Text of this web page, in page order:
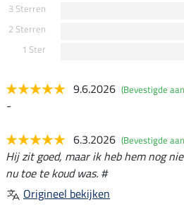
3 Sterren
2 Sterren
1 Ster
9.6.2026 (Bevestigde
-
6.3.2026 (Bevestigde
Hij zit goed, maar ik heb hem nog
nu toe te koud was. #
Origineel bekijken